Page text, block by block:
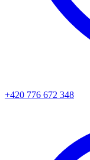
+420 776 672 348